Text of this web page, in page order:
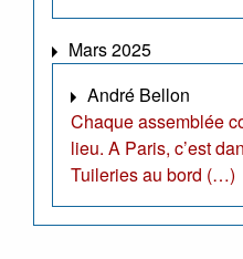
Mars 2025
André Bellon
Chaque assemblée
lieu. A Paris, c’est
Tuileries au bord (…)